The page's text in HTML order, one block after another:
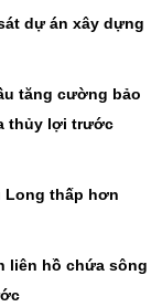
dự án xây dựng
tăng cường bảo
thủy lợi trước
Long thấp hơn
liên hồ chứa sông